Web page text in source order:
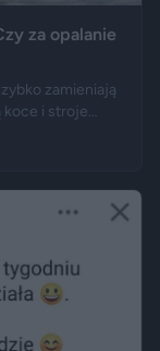
za opalanie
zamieniają
koce i stroje
samo
zajęcie